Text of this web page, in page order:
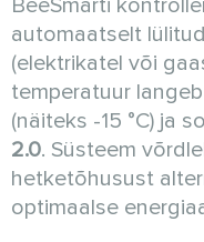
BeeSmarti
automaatselt
(elektrikatel või
temperatuur
(näiteks -15 °C) ja
2.0. Süsteem
hetketõhusust
optimaalse